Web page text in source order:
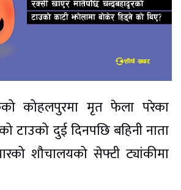
कोहलपुरमा मृत फेला परेका
टाउको दुई दिनपछि बहिनी नाता
शौचालयको सेफ्टी ट्यांकीमा